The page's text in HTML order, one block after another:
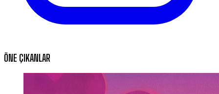
ÖNE ÇIKANLAR